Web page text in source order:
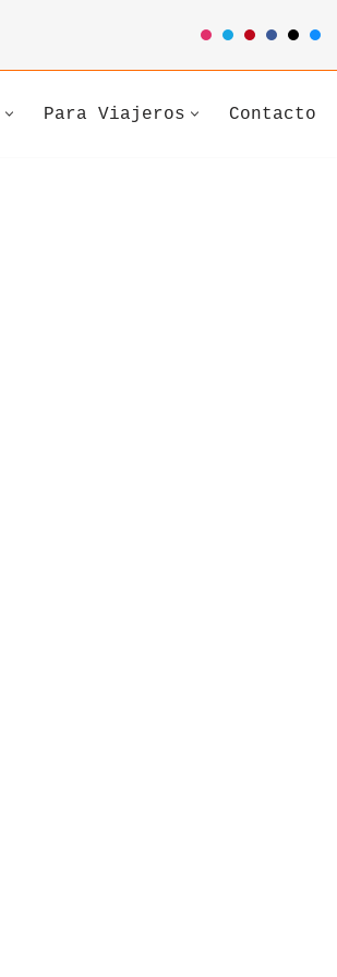
Para Viajeros Contacto